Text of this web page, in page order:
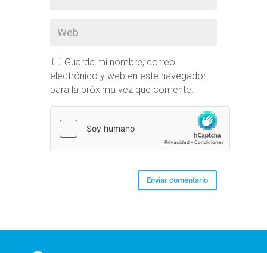
Guarda mi nombre, correo
electrónico y web en este navegador
para la próxima vez que comente.